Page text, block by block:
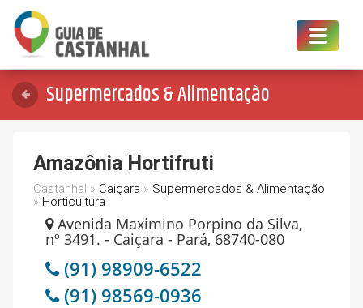
Toggle
Supermercados & Alimentação
Amazônia Hortifruti
Castanhal » Caiçara » Supermercados & Alimentação
» Horticultura
Avenida Maximino Porpino da Silva,
nº 3491. - Caiçara - Pará, 68740-080
(91) 98909-6522
(91) 98569-0936